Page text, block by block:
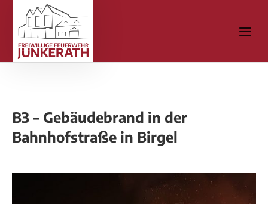
B3 – Gebäudebrand in der
Bahnhofstraße in Birgel